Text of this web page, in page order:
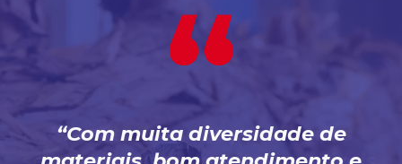
Com muita diversidade de